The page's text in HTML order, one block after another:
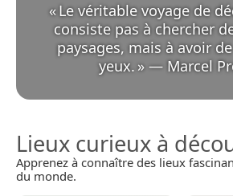
«Le véritable voyage de
consiste pas à chercher
paysages, mais à avoir
yeux. » — Marcel
Lieux curieux à
Apprenez à connaître des lieux
du monde.